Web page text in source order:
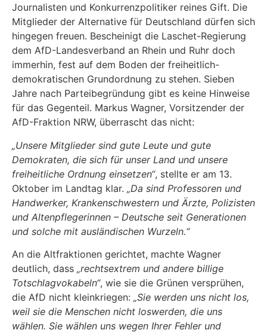
Journalisten und Konkurrenzpolitiker reines Gift. Die
Mitglieder der Alternative für Deutschland dürfen sich
hingegen freuen. Bescheinigt die Laschet-Regierung
dem AfD-Landesverband an Rhein und Ruhr doch
immerhin, fest auf dem Boden der freiheitlich-
demokratischen Grundordnung zu stehen. Sieben
Jahre nach Parteibegründung gibt es keine Hinweise
für das Gegenteil. Markus Wagner, Vorsitzender der
AfD-Fraktion NRW, überrascht das nicht:
„Unsere Mitglieder sind gute Leute und gute
Demokraten, die sich für unser Land und unsere
freiheitliche Ordnung einsetzen“, stellte er am 13.
Oktober im Landtag klar. „Da sind Professoren und
Handwerker, Krankenschwestern und Ärzte, Polizisten
und Altenpflegerinnen – Deutsche seit Generationen
und solche mit ausländischen Wurzeln.“
An die Altfraktionen gerichtet, machte Wagner
deutlich, dass „rechtsextrem und andere billige
Totschlagvokabeln“, wie sie die Grünen versprühen,
die AfD nicht kleinkriegen: „Sie werden uns nicht los,
weil sie die Menschen nicht loswerden, die uns
wählen. Sie wählen uns wegen Ihrer Fehler und